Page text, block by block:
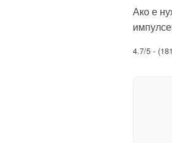
Ако е
4.7/5 -